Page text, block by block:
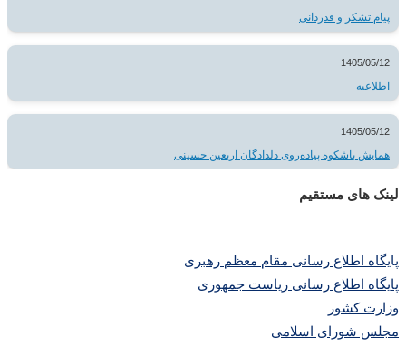
پیام تشکر و قدردانی
1405/05/12
اطلاعیه
1405/05/12
همایش باشکوه پیاده‌روی دلدادگان اربعین حسینی
لینک های مستقیم
پایگاه اطلاع رسانی مقام معظم رهبری
پایگاه اطلاع رسانی ریاست جمهوری
وزارت کشور
مجلس شورای اسلامی